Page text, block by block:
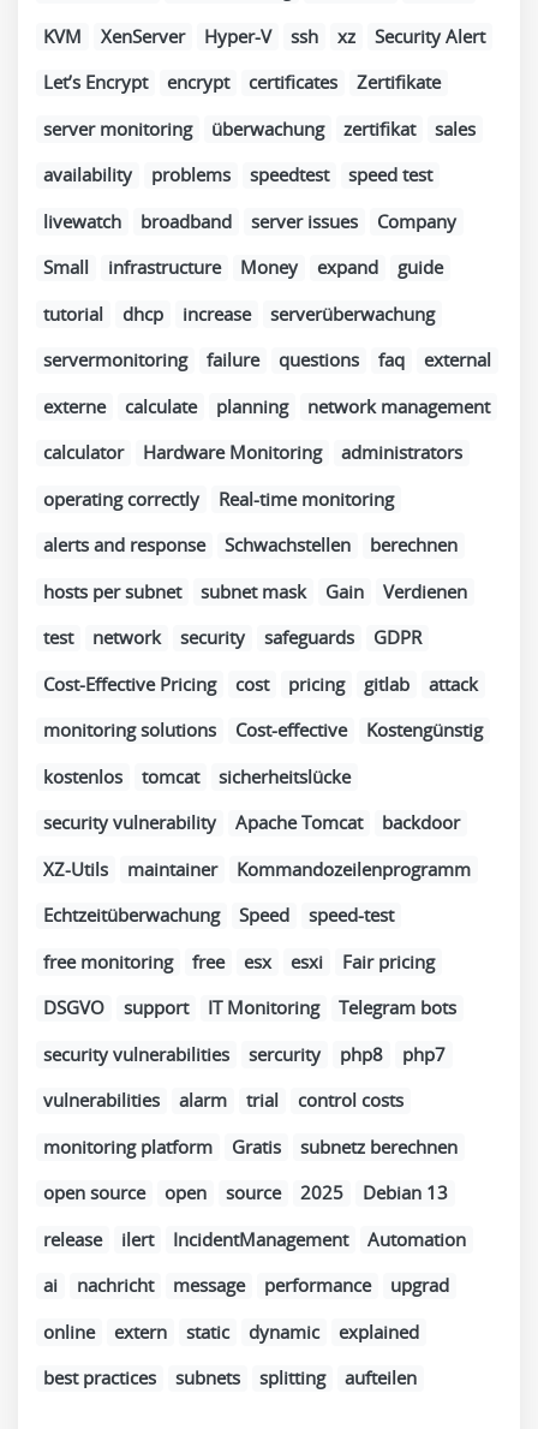
KVM
XenServer Hyper-V ssh xz
Security Alert
Let’s Encrypt
encrypt certificates
Zertifikate
server monitoring
überwachung zertifikat
sales
availability
problems speedtest
speed test
livewatch
broadband server issues
Company
Small
infrastructure Money expand
guide
tutorial
dhcp increase
serverüberwachung
servermonitoring
failure questions faq
external
externe
calculate planning
network management
calculator
Hardware Monitoring
administrators
operating correctly
Real-time monitoring
alerts and response
Schwachstellen
berechnen
hosts per subnet
subnet mask Gain
Verdienen
test
network security safeguards
GDPR
Cost-Effective Pricing
cost pricing gitlab
attack
monitoring solutions
Cost-effective
Kostengünstig
kostenlos
tomcat
sicherheitslücke
security vulnerability
Apache Tomcat
backdoor
XZ-Utils
maintainer
Kommandozeilenprogramm
Echtzeitüberwachung
Speed
speed-test
free monitoring
free esx esxi
Fair pricing
DSGVO
support IT Monitoring
Telegram bots
security vulnerabilities
sercurity php8
php7
vulnerabilities
alarm trial
control costs
monitoring platform
Gratis
subnetz berechnen
open source
open source 2025
Debian 13
release
ilert IncidentManagement
Automation
ai
nachricht message performance
upgrad
online
extern static dynamic
explained
best practices
subnets splitting aufteilen